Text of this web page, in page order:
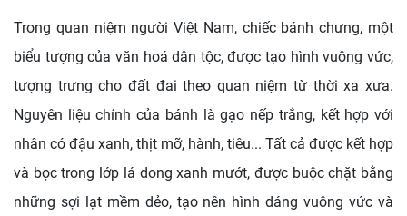
Trong quan niệm người Việt Nam, chiếc bánh chưng, một
biểu tượng của văn hoá dân tộc, được tạo hình vuông vức,
tượng trưng cho đất đai theo quan niệm từ thời xa xưa.
Nguyên liệu chính của bánh là gạo nếp trắng, kết hợp với
nhân có đậu xanh, thịt mỡ, hành, tiêu... Tất cả được kết hợp
và bọc trong lớp lá dong xanh mướt, được buộc chặt bằng
những sợi lạt mềm dẻo, tạo nên hình dáng vuông vức và